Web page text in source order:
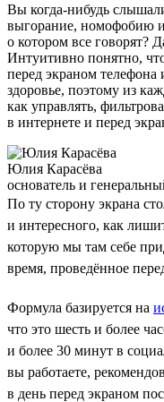
Вы когда-нибудь
выгорание, номофобию
о котором все говорят?
Интуитивно понятно,
перед экраном
здоровье, поэтому из
как управлять,
в интернете и перед
Юлия Карасёва
основатель и
По ту сторону экрана
и интересного, как
которую мы там себе
время, проведённое
Формула базируется на
что это шесть и более
и более 30 минут в
вы работаете,
в день перед экраном